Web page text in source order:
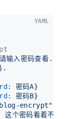
请输入密码查看.
.
密码A}
密码B}
encrypt"
这个密码看着不太
YAML